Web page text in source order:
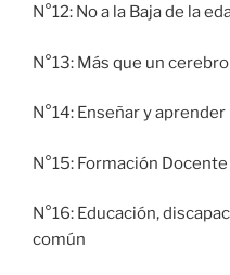
N°12: No a la Baja de la
N°13: Más que un cerebro
N°14: Enseñar y aprender
N°15: Formación Docente
N°16: Educación,
común